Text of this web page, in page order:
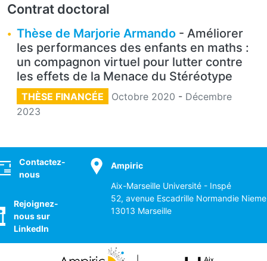
Contrat doctoral
Thèse de Marjorie Armando - Améliorer
les performances des enfants en maths :
un compagnon virtuel pour lutter contre
les effets de la Menace du Stéréotype
THÈSE FINANCÉE Octobre 2020 - Décembre
2023
Contactez-
nous
Rejoignez-
nous sur
LinkedIn
Ampiric
Aix-Marseille Université - Inspé
52, avenue Escadrille Normandie
13013 Marseille